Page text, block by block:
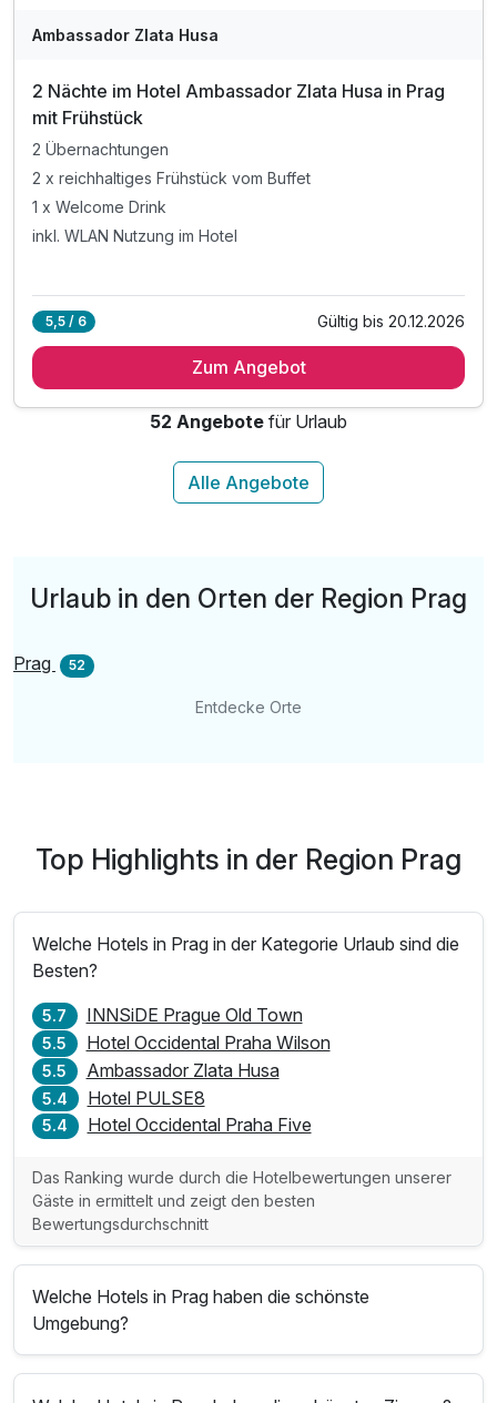
Ambassador Zlata Husa
2 Nächte im Hotel Ambassador Zlata Husa in Prag
mit Frühstück
2 Übernachtungen
2 x reichhaltiges Frühstück vom Buffet
1 x Welcome Drink
inkl. WLAN Nutzung im Hotel
5,5 / 6 Gültig bis 20.12.2026
Zum Angebot
52 Angebote für Urlaub
Urlaub in den Orten der Region Prag
Prag 52
Entdecke Orte
Top Highlights in der Region Prag
Welche Hotels in Prag in der Kategorie Urlaub sind die
Besten?
5.7 INNSiDE Prague Old Town
5.5 Hotel Occidental Praha Wilson
5.5 Ambassador Zlata Husa
5.4 Hotel PULSE8
5.4 Hotel Occidental Praha Five
Das Ranking wurde durch die Hotelbewertungen unserer
Gäste in ermittelt und zeigt den besten
Bewertungsdurchschnitt
Welche Hotels in Prag haben die schönste
Umgebung?